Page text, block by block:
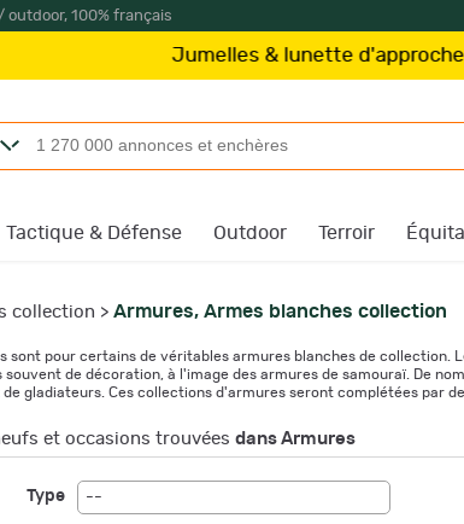
100% français
& lunette d'approcheKite Optics à partir
Tactique & Défense Outdoor Terroir
collection > Armures, Armes blanches collection
sont pour certains de véritables armures blanches de
de décoration, à l'image des armures de samouraï. De
gladiateurs. Ces collections d'armures seront complétées par
et occasions trouvées dans Armures
Type --